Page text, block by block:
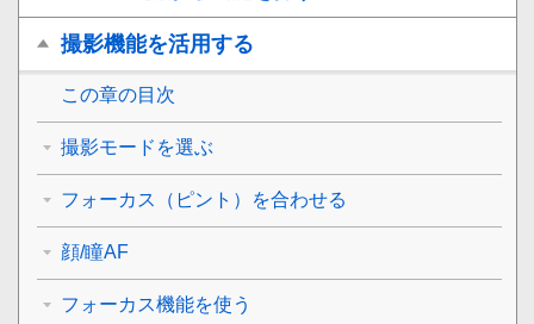
撮影機能を活用する
この章の目次
撮影モードを選ぶ
フォーカス（ピント）を合わせる
顔/瞳AF
フォーカス機能を使う